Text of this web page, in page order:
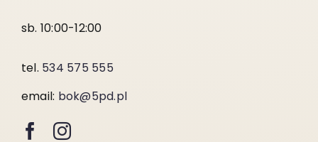
sb. 10:00-12:00
tel. 534 575 555
email: bok@5pd.pl